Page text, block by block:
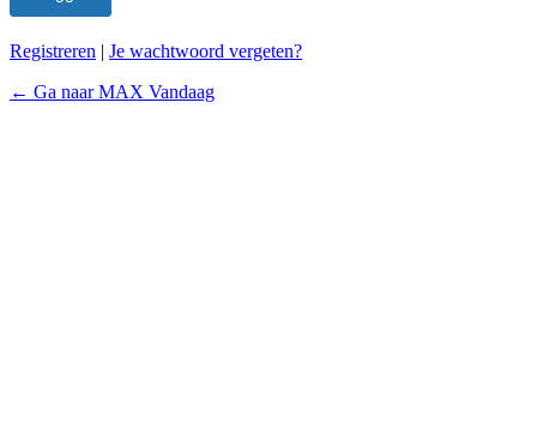
Registreren | Je wachtwoord vergeten?
← Ga naar MAX Vandaag